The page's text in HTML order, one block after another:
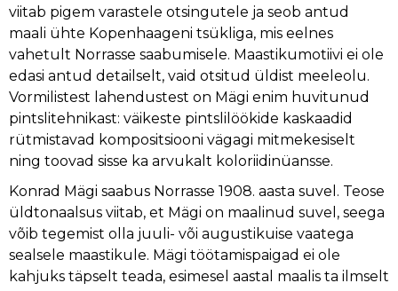
KONSTANTIN SÜVALO
NIKOLAI TRIIK
JOHANNES GREENBERG
ALEKSANDER UURITS
AUGUST PULST
viitab pigem varastele otsingutele ja seob antud
maali ühte Kopenhaageni tsükliga, mis eelnes
vahetult Norrasse saabumisele. Maastikumotiivi ei ole
edasi antud detailselt, vaid otsitud üldist meeleolu.
Vormilistest lahendustest on Mägi enim huvitunud
pintslitehnikast: väikeste pintslilöökide kaskaadid
rütmistavad kompositsiooni vägagi mitmekesiselt
ning toovad sisse ka arvukalt koloriidinüansse.
Konrad Mägi saabus Norrasse 1908. aasta suvel. Teose
üldtonaalsus viitab, et Mägi on maalinud suvel, seega
võib tegemist olla juuli- või augustikuise vaatega
sealsele maastikule. Mägi töötamispaigad ei ole
kahjuks täpselt teada, esimesel aastal maalis ta ilmselt